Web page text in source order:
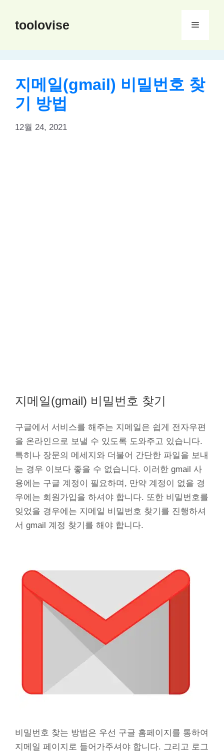
toolovise 메
지메일(gmail) 비밀번호 찾
기 방법
12월 24, 2021
지메일(gmail) 비밀번호 찾기
구글에서 서비스를 해주는 지메일은 쉽게 전자우편
을 온라인으로 보낼 수 있도록 도와주고 있습니다.
특히나 장문의 메세지와 더불어 간단한 파일을 보내
는 경우 이보다 좋을 수 없습니다. 이러한 gmail 사
용에는 구글 계정이 필요하며, 만약 계정이 없을 경
우에는 회원가입을 하셔야 합니다. 또한 비밀번호를
잊었을 경우에는 지메일 비밀번호 찾기를 진행하셔
서 gmail 계정 찾기를 해야 합니다.
비밀번호 찾는 방법은 우선 구글 홈페이지를 통하여
지메일 페이지로 들어가주셔야 합니다. 그리고 로그